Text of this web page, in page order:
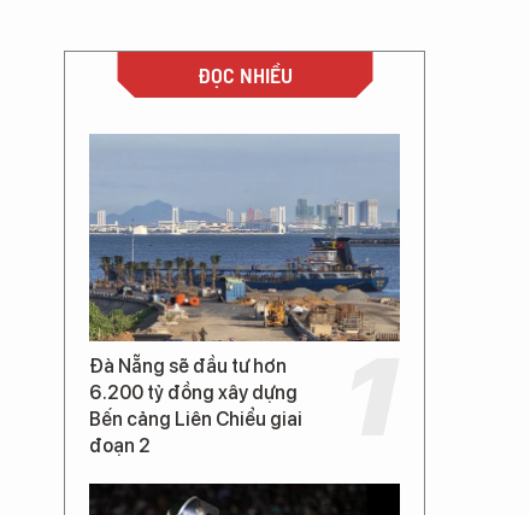
ĐỌC NHIỀU
Đà Nẵng sẽ đầu tư hơn
6.200 tỷ đồng xây dựng
Bến cảng Liên Chiểu giai
đoạn 2